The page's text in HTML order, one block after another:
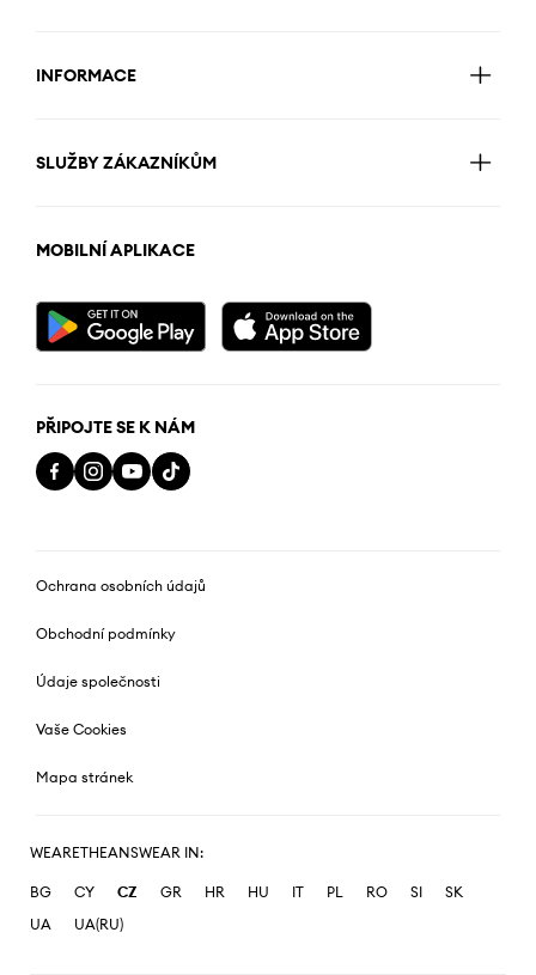
INFORMACE
SLUŽBY ZÁKAZNÍKŮM
MOBILNÍ APLIKACE
PŘIPOJTE SE K NÁM
Ochrana osobních údajů
Obchodní podmínky
Údaje společnosti
Vaše Cookies
Mapa stránek
WEARETHEANSWEAR IN:
BG CY CZ GR HR HU IT PL RO SI
SK
UA
UA(RU)